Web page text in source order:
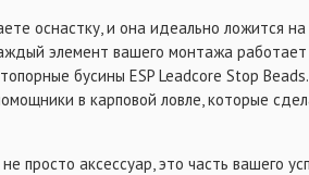
оснастку, и она идеально ложится
элемент вашего монтажа работает
бусины ESP Leadcore Stop
в карповой ловле, которые
просто аксессуар, это часть вашего